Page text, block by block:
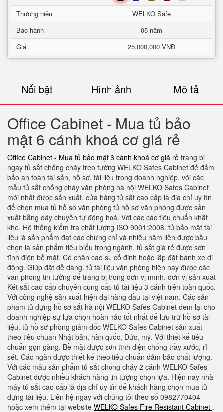
Thương hiệu
WELKO Safe
Bảo hành
05 năm
Giá
25,000,000 VNĐ
Nổi bật Hình ảnh Mô tả
Office Cabinet - Mua tủ bảo
mật 6 cánh khoá cơ giá rẻ
Office Cabinet - Mua tủ bảo mật 6 cánh khoá cơ giá rẻ trang bị
ngay tủ sắt chống cháy treo tường WELKO Safes Cabinet đẻ đảm
bảo an toàn tài sản, hồ sơ, tài liệu trong doanh nghiệp. với các
mẫu tủ sắt chống cháy văn phòng hà nội WELKO Safes Cabinet
mới nhất được sản xuất. cửa hàng tủ sắt cao cấp là địa chỉ uy tín
để chọn mua tủ hồ sơ văn phòng tủ hồ sơ văn phòng được sản
xuất bằng dây chuyền tự động hoá. Với các các tiêu chuẩn khắt
khe. Hệ thống kiểm tra chất lượng ISO 9001:2008. tủ bảo mật tài
liệu là sản phẩm đạt các chứng chỉ và nhiều năm liền được bầu
chọn là sản phẩm tiêu biểu trong ngành. tủ sắt giá rẻ được sơn
tĩnh điện bề mặt. Có chân cao su cố định hoặc lắp đặt bánh xe di
động. Giúp đặt dễ dàng. tủ tài liệu văn phòng hiện nay được các
văn phòng tin tưởng để trang bị trong đơn vị mình. đơn vị sản xuất
Két sắt cao cấp chuyên cung cấp tủ tài liệu 3 cánh trên toàn quốc.
Với công nghệ sản xuất hiện đại hàng đầu tại việt nam. Các sản
phẩm tủ đựng hồ sơ sắt hà nội WELKO Safes Cabinet đem lại cho
doanh nghiệp sự lựa chọn hoàn hảo tốt nhất để lưu trữ hồ sơ tài
liệu. tủ hồ sơ phòng giám đốc WELKO Safes Cabinet sản xuất
theo tiêu chuẩn Nhật bản, hàn quốc, Đức, mỹ. Với thiết kế tiêu
chuẩn gọn gàng. Bề mặt được sơn tĩnh điện chống trầy xước, rỉ
sét. Các ngăn được thiết kế theo tiêu chuẩn đảm bảo chất lượng.
Với các mẫu sản phẩm tủ sắt chống cháy 2 cánh WELKO Safes
Cabinet được nhiều khách hàng tin tượng chọn lựa. Hiện nay nhà
máy tủ sắt cao cấp là địa chỉ uy tín để khách hàng chọn mua tủ
đựng tài liệu. Liên hệ ngay với chúng tôi theo số 0982770404
hoặc xem thêm tại website WELKO Safes Fire Resistant Cabinet .